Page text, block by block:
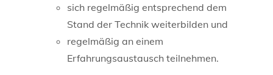
sich regelmäßig entsprechend dem
Stand der Technik weiterbilden und
regelmäßig an einem
Erfahrungsaustausch teilnehmen.